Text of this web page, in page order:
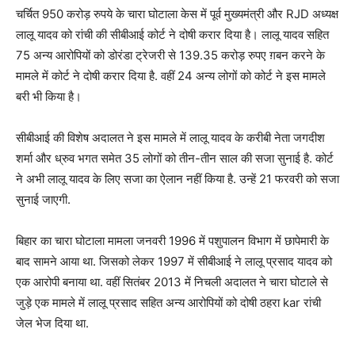
चर्चित 950 करोड़ रुपये के चारा घोटाला केस में पूर्व मुख्यमंत्री और RJD अध्यक्ष
लालू यादव को रांची की सीबीआई कोर्ट ने दोषी करार दिया है। लालू यादव सहित
75 अन्य आरोपियों को डोरंडा ट्रेजरी से 139.35 करोड़ रुपए ग़बन करने के
मामले में कोर्ट ने दोषी करार दिया है. वहीं 24 अन्य लोगों को कोर्ट ने इस मामले
बरी भी किया है।
सीबीआई की विशेष अदालत ने इस मामले में लालू यादव के करीबी नेता जगदीश
शर्मा और ध्रुव भगत समेत 35 लोगों को तीन-तीन साल की सजा सुनाई है. कोर्ट
ने अभी लालू यादव के लिए सजा का ऐलान नहीं किया है. उन्हें 21 फरवरी को सजा
सुनाई जाएगी.
बिहार का चारा घोटाला मामला जनवरी 1996 में पशुपालन विभाग में छापेमारी के
बाद सामने आया था. जिसको लेकर 1997 में सीबीआई ने लालू प्रसाद यादव को
एक आरोपी बनाया था. वहीं सितंबर 2013 में निचली अदालत ने चारा घोटाले से
जुड़े एक मामले में लालू प्रसाद सहित अन्य आरोपियों को दोषी ठहरा kar रांची
जेल भेज दिया था.